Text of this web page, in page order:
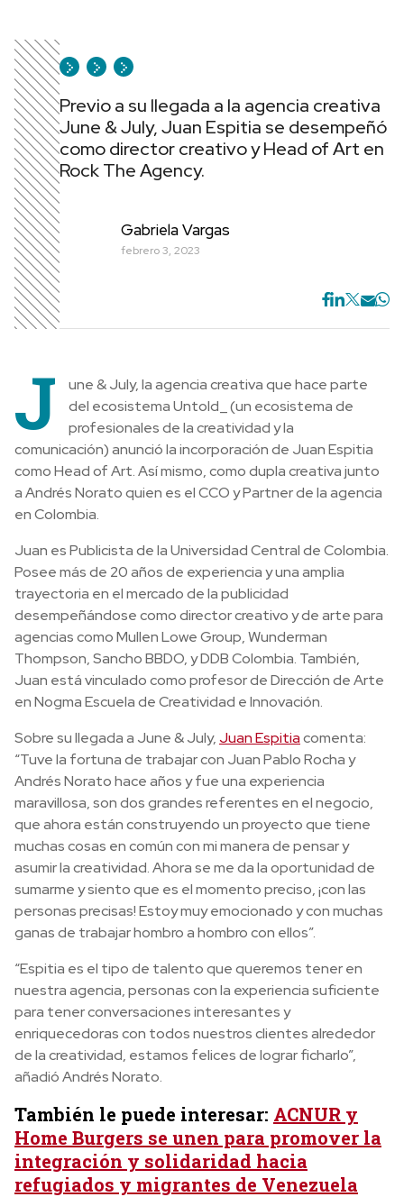
Previo a su llegada a la agencia creativa
June & July, Juan Espitia se desempeñó
como director creativo y Head of Art en
Rock The Agency.
Gabriela Vargas
febrero 3, 2023
J
une & July, la agencia creativa que hace parte
del ecosistema Untold_ (un ecosistema de
profesionales de la creatividad y la
comunicación) anunció la incorporación de Juan Espitia
como Head of Art. Así mismo, como dupla creativa junto
a Andrés Norato quien es el CCO y Partner de la agencia
en Colombia.
Juan es Publicista de la Universidad Central de Colombia.
Posee más de 20 años de experiencia y una amplia
trayectoria en el mercado de la publicidad
desempeñándose como director creativo y de arte para
agencias como Mullen Lowe Group, Wunderman
Thompson, Sancho BBDO, y DDB Colombia. También,
Juan está vinculado como profesor de Dirección de Arte
en Nogma Escuela de Creatividad e Innovación.
Sobre su llegada a June & July,Juan Espitiacomenta:
“Tuve la fortuna de trabajar con Juan Pablo Rocha y
Andrés Norato hace años y fue una experiencia
maravillosa, son dos grandes referentes en el negocio,
que ahora están construyendo un proyecto que tiene
muchas cosas en común con mi manera de pensar y
asumir la creatividad. Ahora se me da la oportunidad de
sumarme y siento que es el momento preciso, ¡con las
personas precisas! Estoy muy emocionado y con muchas
ganas de trabajar hombro a hombro con ellos”.
“Espitia es el tipo de talento que queremos tener en
nuestra agencia, personas con la experiencia suficiente
para tener conversaciones interesantes y
enriquecedoras con todos nuestros clientes alrededor
de la creatividad, estamos felices de lograr ficharlo”,
añadió Andrés Norato.
También le puede interesar: ACNUR y
Home Burgers se unen para promover la
integración y solidaridad hacia
refugiados y migrantes de Venezuela